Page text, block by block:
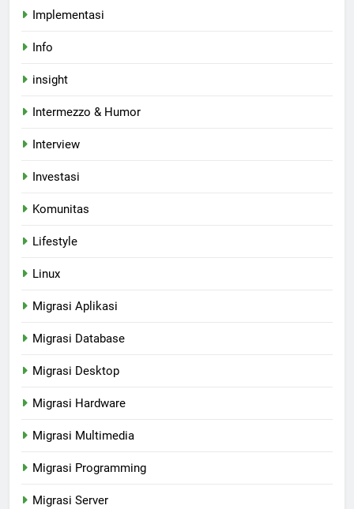
Implementasi
Info
insight
Intermezzo & Humor
Interview
Investasi
Komunitas
Lifestyle
Linux
Migrasi Aplikasi
Migrasi Database
Migrasi Desktop
Migrasi Hardware
Migrasi Multimedia
Migrasi Programming
Migrasi Server